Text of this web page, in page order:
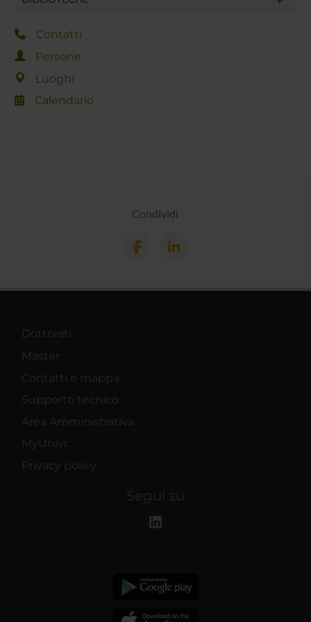
Contatti
Persone
Luoghi
Calendario
Condividi
Dottorati
Master
Contatti e mappa
Supporto tecnico
Area Amministrativa
MyUnivr
Privacy policy
Segui su